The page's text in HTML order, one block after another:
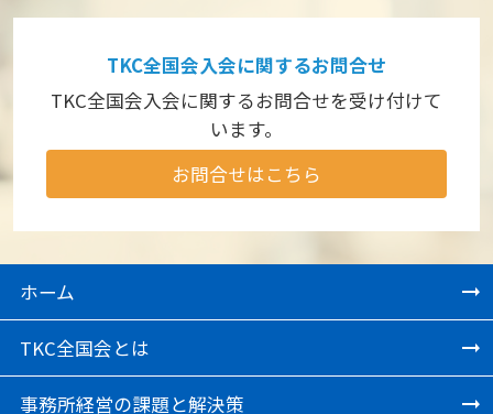
TKC全国会入会に関するお問合せ
TKC全国会入会に関するお問合せを受け付けて
います。
お問合せはこちら
ホーム
TKC全国会とは
事務所経営の課題と解決策